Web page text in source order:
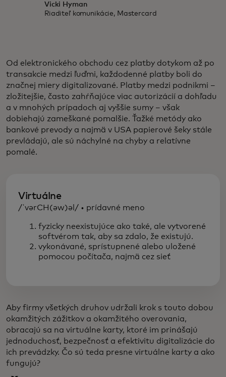
Vicki Hyman
Riaditeľ komunikácie, Mastercard
Od elektronického obchodu cez platby dotykom až po
transakcie medzi ľuďmi, každodenné platby boli do
značnej miery digitalizované. Platby medzi podnikmi –
zložitejšie, často zahŕňajúce viac autorizácií a dohľadu
a v mnohých prípadoch aj vyššie sumy – však
dobiehajú zameškané pomalšie. Ťažké metódy ako
bankové prevody a najmä v USA papierové šeky stále
prevládajú, ale sú náchylné na chyby a relatívne
pomalé.
Virtuálne
/ˈvərCH(əw)əl/ • prídavné meno
fyzicky neexistujúce ako také, ale vytvorené
softvérom tak, aby sa zdalo, že existujú.
vykonávané, sprístupnené alebo uložené
pomocou počítača, najmä cez sieť
Aby firmy všetkých druhov udržali krok s touto dobou
okamžitých zážitkov a okamžitého overovania,
obracajú sa na virtuálne karty, ktoré im prinášajú
jednoduchosť, bezpečnosť a efektivitu digitalizácie do
ich prevádzky. Čo sú teda presne virtuálne karty a ako
fungujú?